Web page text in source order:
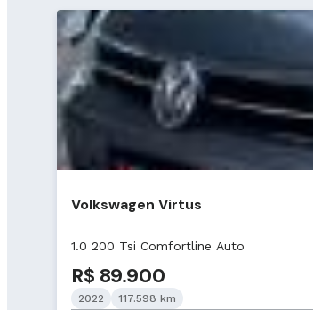
Volkswagen Virtus
1.0 200 Tsi Comfortline Auto
R$ 89.900
2022
117.598 km